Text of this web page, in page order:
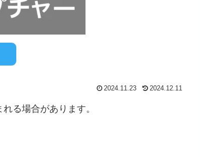
2024.11.23 2024.12.11
る場合があります。